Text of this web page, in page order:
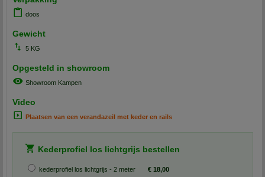
doos
Gewicht
5 KG
Opgesteld in showroom
Showroom Kampen
Video
Plaatsen van een verandazeil met keder en rails
Kederprofiel los lichtgrijs bestellen
kederprofiel los lichtgrijs - 2 meter
€ 18,00